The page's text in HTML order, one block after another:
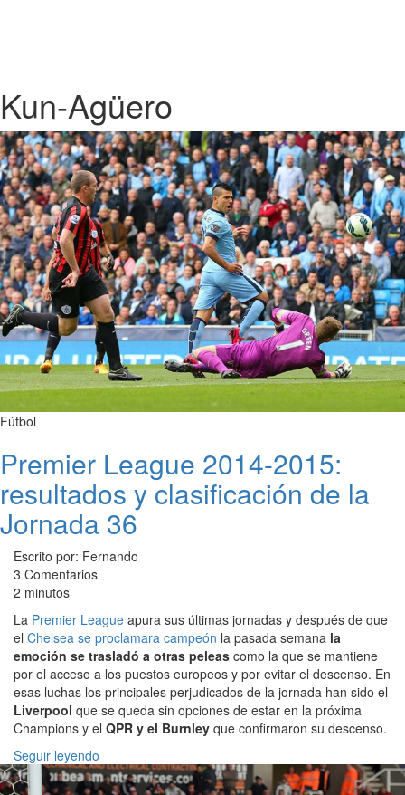
Kun-Agüero
Fútbol
Premier League 2014-2015:
resultados y clasificación de la
Jornada 36
Escrito por: Fernando
3 Comentarios
2 minutos
La Premier League apura sus últimas jornadas y después de que
el Chelsea se proclamara campeón la pasada semana la
emoción se trasladó a otras peleas como la que se mantiene
por el acceso a los puestos europeos y por evitar el descenso. En
esas luchas los principales perjudicados de la jornada han sido el
Liverpool que se queda sin opciones de estar en la próxima
Champions y el QPR y el Burnley que confirmaron su descenso.
Seguir leyendo